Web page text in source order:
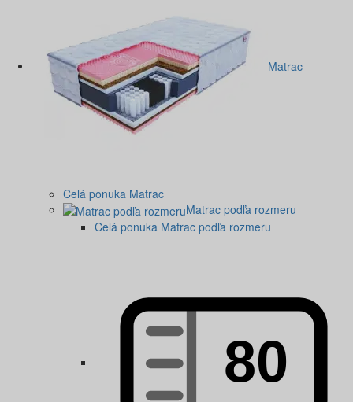
Matrac
Celá ponuka Matrac
Matrac podľa rozmeru
Celá ponuka Matrac podľa rozmeru